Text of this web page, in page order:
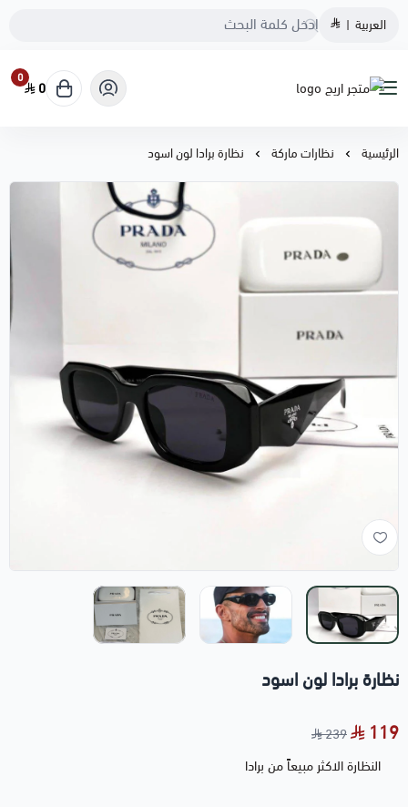
العربية |
متجر اريج
0
0
الرئيسية نظارات ماركة نظارة برادا لون اسود
نظارة برادا لون اسود
119
239
النظارة الاكثر مبيعاً من برادا